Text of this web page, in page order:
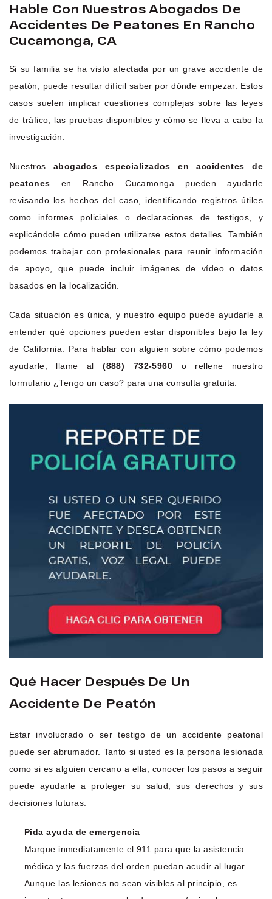
Hable Con Nuestros Abogados De
Accidentes De Peatones En Rancho
Cucamonga, CA
Si su familia se ha visto afectada por un grave accidente de
peatón, puede resultar difícil saber por dónde empezar. Estos
casos suelen implicar cuestiones complejas sobre las leyes
de tráfico, las pruebas disponibles y cómo se lleva a cabo la
investigación.
Nuestros abogados especializados en accidentes de
peatones en Rancho Cucamonga pueden ayudarle
revisando los hechos del caso, identificando registros útiles
como informes policiales o declaraciones de testigos, y
explicándole cómo pueden utilizarse estos detalles. También
podemos trabajar con profesionales para reunir información
de apoyo, que puede incluir imágenes de vídeo o datos
basados en la localización.
Cada situación es única, y nuestro equipo puede ayudarle a
entender qué opciones pueden estar disponibles bajo la ley
de California. Para hablar con alguien sobre cómo podemos
ayudarle, llame al(888) 732-5960 o rellene nuestro
formulario ¿Tengo un caso? para una consulta gratuita.
Qué Hacer Después De Un
Accidente De Peatón
Estar involucrado o ser testigo de un accidente peatonal
puede ser abrumador. Tanto si usted es la persona lesionada
como si es alguien cercano a ella, conocer los pasos a seguir
puede ayudarle a proteger su salud, sus derechos y sus
decisiones futuras.
Pida ayuda de emergencia
Marque inmediatamente el 911 para que la asistencia
médica y las fuerzas del orden puedan acudir al lugar.
Aunque las lesiones no sean visibles al principio, es